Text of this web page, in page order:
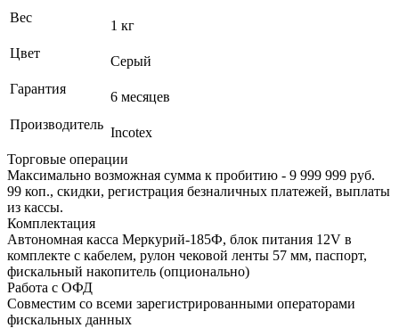
Вес
1 кг
Цвет
Серый
Гарантия
6 месяцев
Производитель
Incotex
Торговые операции
Максимально возможная сумма к пробитию - 9 999 999 руб.
99 коп., скидки, регистрация безналичных платежей, выплаты
из кассы.
Комплектация
Автономная касса Меркурий-185Ф, блок питания 12V в
комплекте с кабелем, рулон чековой ленты 57 мм, паспорт,
фискальный накопитель (опционально)
Работа с ОФД
Совместим со всеми зарегистрированными операторами
фискальных данных